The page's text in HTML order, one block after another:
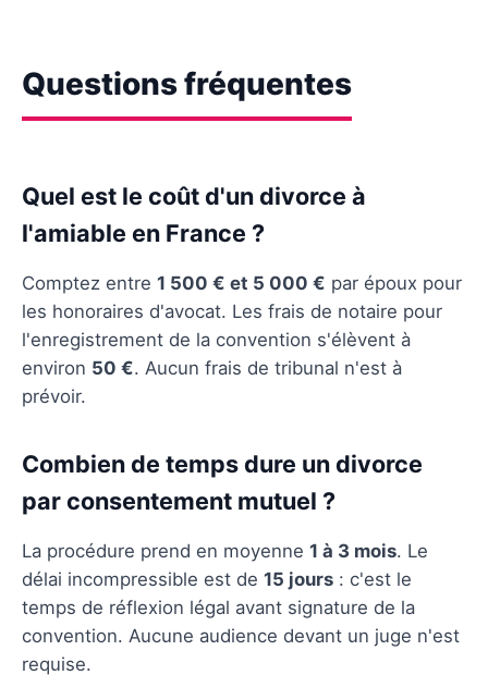
Questions fréquentes
Quel est le coût d'un divorce à
l'amiable en France ?
Comptez entre 1 500 € et 5 000 € par époux pour
les honoraires d'avocat. Les frais de notaire pour
l'enregistrement de la convention s'élèvent à
environ 50 €. Aucun frais de tribunal n'est à
prévoir.
Combien de temps dure un divorce
par consentement mutuel ?
La procédure prend en moyenne 1 à 3 mois. Le
délai incompressible est de 15 jours : c'est le
temps de réflexion légal avant signature de la
convention. Aucune audience devant un juge n'est
requise.